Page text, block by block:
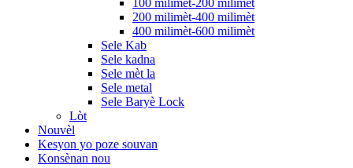
100 milimèt-200 milimèt
200 milimèt-400 milimèt
400 milimèt-600 milimèt
Sele Kab
Sele kadna
Sele mèt la
Sele metal
Sele Baryè Lock
Lòt
Nouvèl
Kesyon yo poze souvan
Konsènan nou